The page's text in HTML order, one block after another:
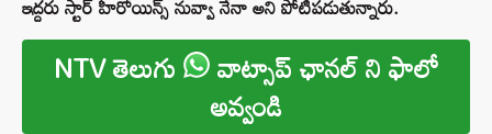
ఇద్దరు స్టార్ హీరోయిన్స్ నువ్వా నేనా అని పోటీపడుతున్నారు.
NTV తెలుగు వాట్సాప్ ఛానల్ ని ఫాలో
అవ్వండి